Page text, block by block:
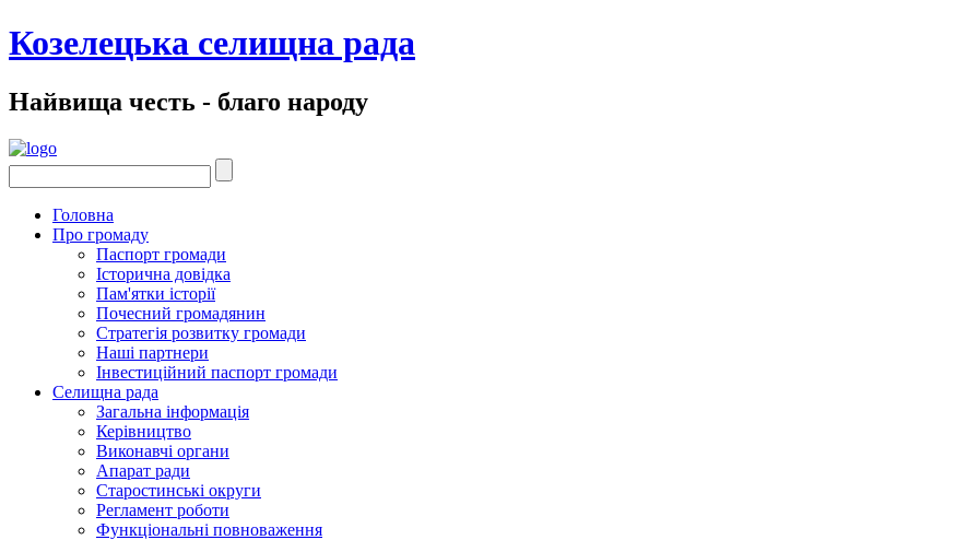
Козелецька селищна рада
Найвища честь - благо народу
Головна
Про громаду
Паспорт громади
Історична довідка
Пам'ятки історії
Почесний громадянин
Стратегія розвитку громади
Наші партнери
Інвестиційний паспорт громади
Селищна рада
Загальна інформація
Керівництво
Виконавчі органи
Апарат ради
Старостинські округи
Регламент роботи
Функціональні повноваження